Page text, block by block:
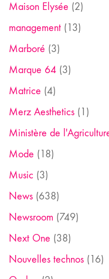
Maison Elysée (2)
management (13)
Marboré (3)
Marque 64 (3)
Matrice (4)
Merz Aesthetics (1)
Ministère de
Mode (18)
Music (3)
News (638)
Newsroom (749)
Next One (38)
Nouvelles technos (16)